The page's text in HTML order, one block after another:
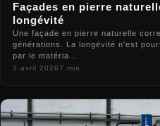
Façades en pierre
longévité
Une façade en pierre naturelle
générations. La longévité n'est
par le matéria...
5 avril 20267 min